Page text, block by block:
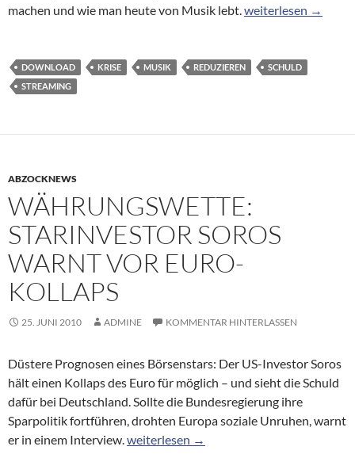
machen und wie man heute von Musik lebt.Musikbranche im
weiterlesen →
DOWNLOAD KRISE MUSIK REDUZIEREN
SCHULD
STREAMING
ABZOCKNEWS
WÄHRUNGSWETTE:
STARINVESTOR SOROS
WARNT VOR EURO-
KOLLAPS
25. JUNI 2010 ADMINE KOMMENTAR HINTERLASSEN
Düstere Prognosen eines Börsenstars: Der US-Investor Soros
hält einen Kollaps des Euro für möglich – und sieht die Schuld
dafür bei Deutschland. Sollte die Bundesregierung ihre
Sparpolitik fortführen, drohten Europa soziale Unruhen, warnt
er in einem Interview.Währungswette: Starinvestor Soros
weiterlesen →